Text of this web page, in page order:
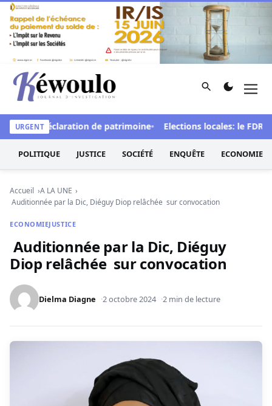
Aller au contenu
Kéwoulo, le premier site d'information et d'investigation
Rechercher
URGENT
de la déclaration de patrimoine Elections locales: le FDR
POLITIQUE JUSTICE SOCIÉTÉ ENQUÊTE ECONOMIE
Accueil
A LA UNE
Auditionnée par la Dic, Diéguy Diop relâchée sur convocation
ECONOMIEJUSTICE
Auditionnée par la Dic, Diéguy
Diop relâchée sur convocation
Dielma Diagne 2 octobre 2024 2 min de lecture